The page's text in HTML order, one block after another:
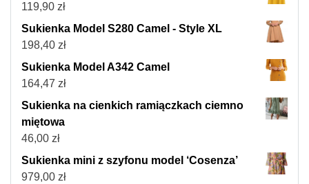
119,90 zł
Sukienka Model S280 Camel - Style XL
198,40 zł
Sukienka Model A342 Camel
164,47 zł
Sukienka na cienkich ramiączkach ciemno
miętowa
46,00 zł
Sukienka mini z szyfonu model ‘Cosenza’
979,00 zł